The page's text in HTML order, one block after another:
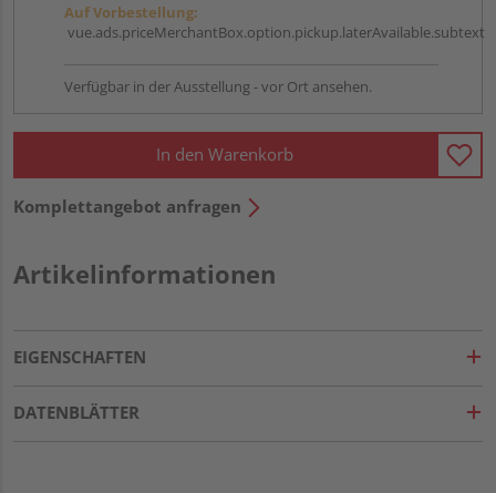
Auf Vorbestellung:
vue.ads.priceMerchantBox.option.pickup.laterAvailable.subtext
Verfügbar in der Ausstellung - vor Ort ansehen.
In den Warenkorb
Komplettangebot anfragen
Artikelinformationen
EIGENSCHAFTEN
DATENBLÄTTER